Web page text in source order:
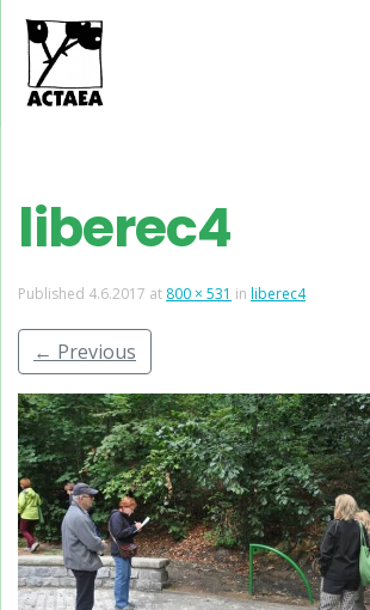
liberec4
Published 4.6.2017 at 800 × 531 in liberec4
← Previous